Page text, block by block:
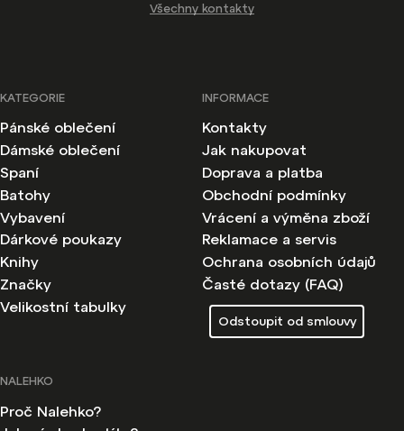
Všechny kontakty
KATEGORIE
Pánské oblečení
Dámské oblečení
Spaní
Batohy
Vybavení
Dárkové poukazy
Knihy
Značky
Velikostní tabulky
INFORMACE
Kontakty
Jak nakupovat
Doprava a platba
Obchodní podmínky
Vrácení a výměna zboží
Reklamace a servis
Ochrana osobních údajů
Časté dotazy (FAQ)
Odstoupit od smlouvy
NALEHKO
Proč Nalehko?